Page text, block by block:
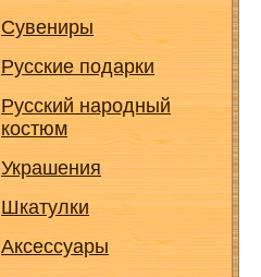
Сувениры
Русские подарки
Русский народный
костюм
Украшения
Шкатулки
Аксессуары